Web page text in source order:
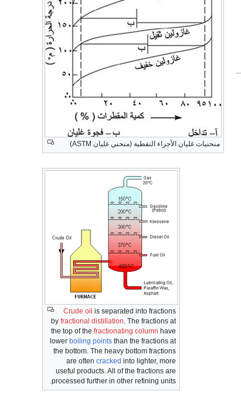
منحنيات غليان الأجزاء النفطية (منحني غليان ASTM)
Crude oil is separated into fractions
by fractional distillation . The fractions at
the top of the fractionating column have
lower boiling points than the fractions at
the bottom. The heavy bottom fractions
are often cracked into lighter, more
useful products. All of the fractions are
processed further in other refining units.